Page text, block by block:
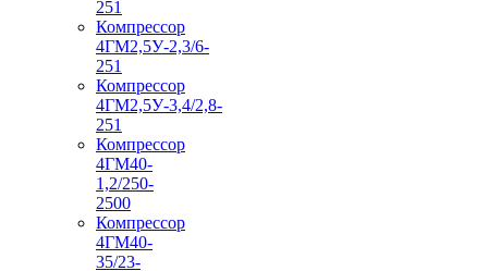
251
Компрессор
4ГМ2,5У-2,3/6-
251
Компрессор
4ГМ2,5У-3,4/2,8-
251
Компрессор
4ГМ40-
1,2/250-
2500
Компрессор
4ГМ40-
35/23-